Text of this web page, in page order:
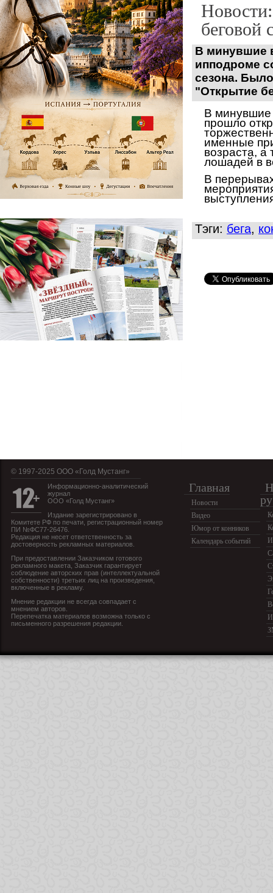
беговой
В минувшие
ипподроме
сезона.
"Открытие
В минувшие
прошло
именные
возраста, а
лошадей в
В
Тэги: бега,
© 1997-2025 OOO «Голд Мустанг»
Информационно-аналитический
журнал
ООО «Голд Мустанг»
Издание зарегистрировано в
Комитете РФ по печати, регистрационный номер
ПИ №ФС77-26476.
Редакция не несет ответственность за
достоверность рекламных материалов.
При предоставлении Заказчиком готового
рекламного макета, Заказчик гарантирует
соблюдение авторских прав (интеллектуальной
собственности) третьих лиц на произведения,
включенные в рекламу.
Мнение редакции не всегда совпадает с
мнением авторов.
Перепечатка материалов возможна только с
письменного разрешения редакции.
Главная
Новости
Видео
Юмор от конников
Календарь событий